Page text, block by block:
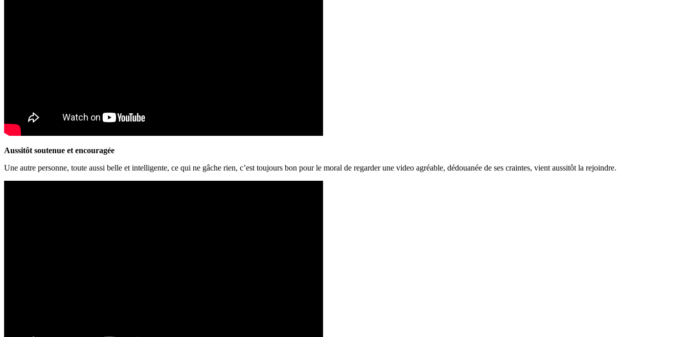
Aussitôt soutenue et encouragée
Une autre personne, toute aussi belle et intelligente, ce qui ne gâche rien, c’est toujours bon pour le moral de regarder une video agréable, dédouanée de ses craintes, vient aussitôt la rejoindre.